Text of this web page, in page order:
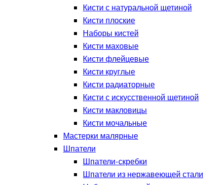
Кисти с натуральной щетиной
Кисти плоские
Наборы кистей
Кисти маховые
Кисти флейцевые
Кисти круглые
Кисти радиаторные
Кисти с искусственной щетиной
Кисти макловицы
Кисти мочальные
Мастерки малярные
Шпатели
Шпатели-скребки
Шпатели из нержавеющей стали